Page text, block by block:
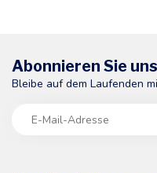
Abonnieren Sie
Bleibe auf dem Laufenden